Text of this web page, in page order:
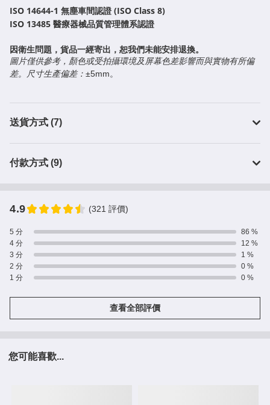
ISO 14644-1 無塵車間認證 (ISO Class 8)
ISO 13485 醫療器械品質管理體系認證
因衛生問題，貨品一經寄出，恕我們未能安排退換。
圖片僅供參考，顏色或受拍攝環境及屏幕色差影響而與實物有所偏
差。
尺寸生產偏差： ±5mm。
送貨方式 (7)
付款方式 (9)
4.9 (321 評價)
5 分
86 %
4 分
12 %
3 分
1 %
2 分
0 %
1 分
0 %
查看全部評價
您可能喜歡...